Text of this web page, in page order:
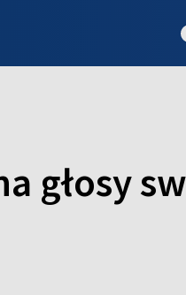
głosy